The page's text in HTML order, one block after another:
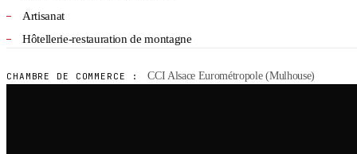
Artisanat
Hôtellerie-restauration de montagne
CHAMBRE DE COMMERCE : CCI Alsace Eurométropole (Mulhouse)